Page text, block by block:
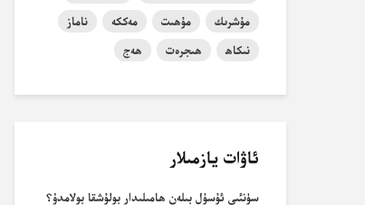
مۇشرىك
مۇھىت مەككە
ناماز
نىكاھ
ھىجرەت ھەج
ئاۋات يازمىلار
سۈنئىي ئۇسۇل بىلەن ھامىلىدار بولۇشقا بولامدۇ؟